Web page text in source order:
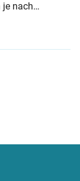
je nach
Sie